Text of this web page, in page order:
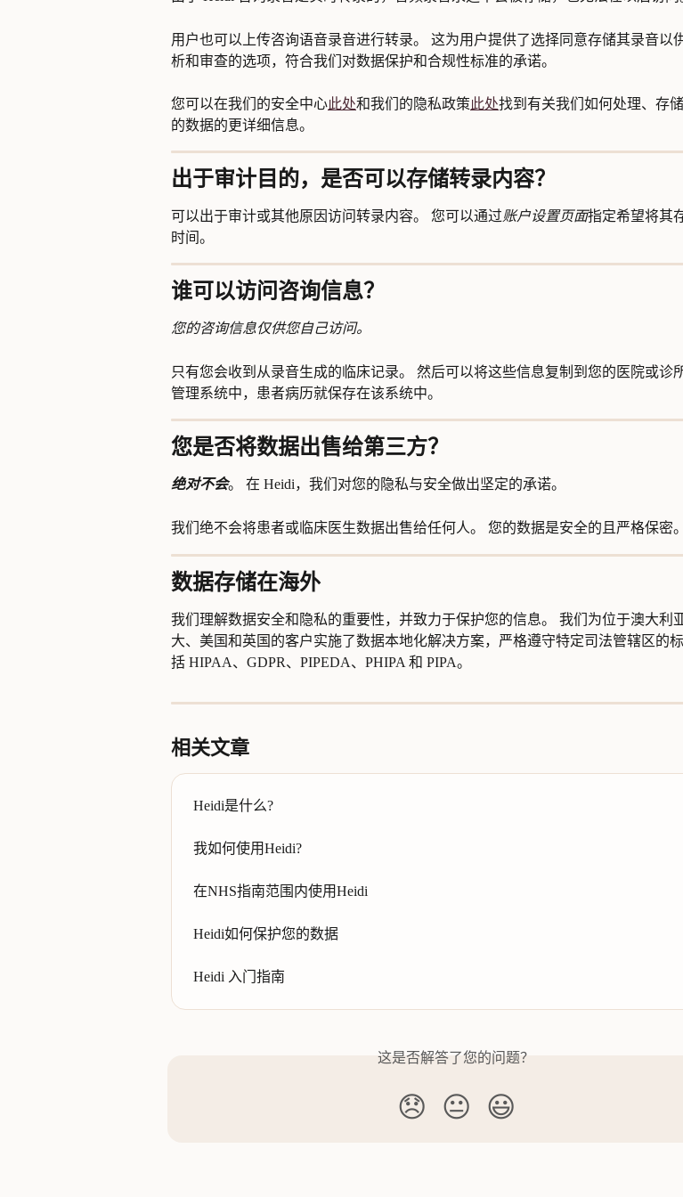
用户也可以上传咨询语音录音进行转录。 这为用户提供了选择同意存储其录音以
析和审查的选项，符合我们对数据保护和合规性标准的承诺。
您可以在我们的安全中心此处和我们的隐私政策此处找到有关我们如何处理、存
的数据的更详细信息。
出于审计目的，是否可以存储转录内容？
可以出于审计或其他原因访问转录内容。 您可以通过账户设置页面指定希望将其
时间。
谁可以访问咨询信息？
您的咨询信息仅供您自己访问。
只有您会收到从录音生成的临床记录。 然后可以将这些信息复制到您的医院或诊
管理系统中，患者病历就保存在该系统中。
您是否将数据出售给第三方？
绝对不会。 在 Heidi，我们对您的隐私与安全做出坚定的承诺。
我们绝不会将患者或临床医生数据出售给任何人。 您的数据是安全的且严格保密。
数据存储在海外
我们理解数据安全和隐私的重要性，并致力于保护您的信息。 我们为位于澳大利
大、美国和英国的客户实施了数据本地化解决方案，严格遵守特定司法管辖区的
括 HIPAA、GDPR、PIPEDA、PHIPA 和 PIPA。
相关文章
Heidi是什么?
我如何使用Heidi?
在NHS指南范围内使用Heidi
Heidi如何保护您的数据
Heidi 入门指南
这是否解答了您的问题？
😞 😐 😃